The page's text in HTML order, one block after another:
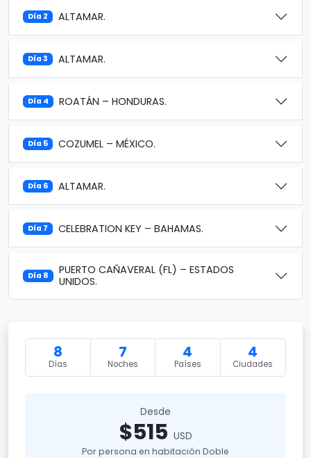
Día 2 ALTAMAR.
Día 3 ALTAMAR.
Día 4 ROATÁN – HONDURAS.
Día 5 COZUMEL – MÉXICO.
Día 6 ALTAMAR.
Día 7 CELEBRATION KEY – BAHAMAS.
Día 8
PUERTO CAÑAVERAL (FL) – ESTADOS
UNIDOS.
8
Días
7
Noches
4
Países
4
Ciudades
Desde
$515 USD
Por persona en habitación Doble